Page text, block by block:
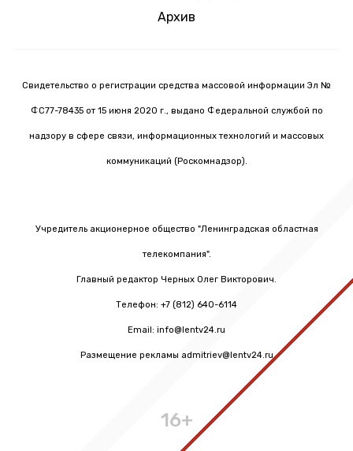
Архив
Свидетельство о регистрации средства массовой информации Эл №
ФС77-78435 от 15 июня 2020 г., выдано Федеральной службой по
надзору в сфере связи, информационных технологий и массовых
коммуникаций (Роскомнадзор).
Учредитель акционерное общество "Ленинградская областная
телекомпания".
Главный редактор Черных Олег Викторович.
Телефон: +7 (812) 640-6114
Email: info@lentv24.ru
Размещение рекламы admitriev@lentv24.ru
16+